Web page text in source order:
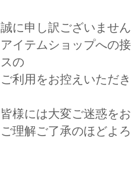
誠に申し訳ございませ
アイテムショップへの
スの
ご利用をお控えいただ
皆様には大変ご迷惑を
ご理解ご了承のほどよ